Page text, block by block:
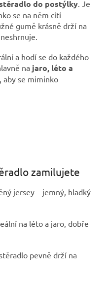
do postýlky. Je
se na něm cítí
gumě krásně drží na
a hodí se do každého
na jaro, léto a
aby se miminko
zamilujete
jersey – jemný, hladký
na léto a jaro, dobře
pevně drží na